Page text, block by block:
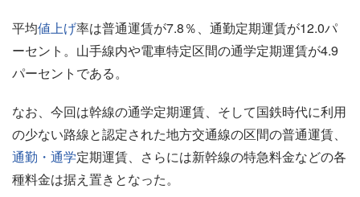
平均値上げ率は普通運賃が7.8％、通勤定期運賃が12.0パ
ーセント。山手線内や電車特定区間の通学定期運賃が4.9
パーセントである。
なお、今回は幹線の通学定期運賃、そして国鉄時代に利用
の少ない路線と認定された地方交通線の区間の普通運賃、
通勤・通学定期運賃、さらには新幹線の特急料金などの各
種料金は据え置きとなった。